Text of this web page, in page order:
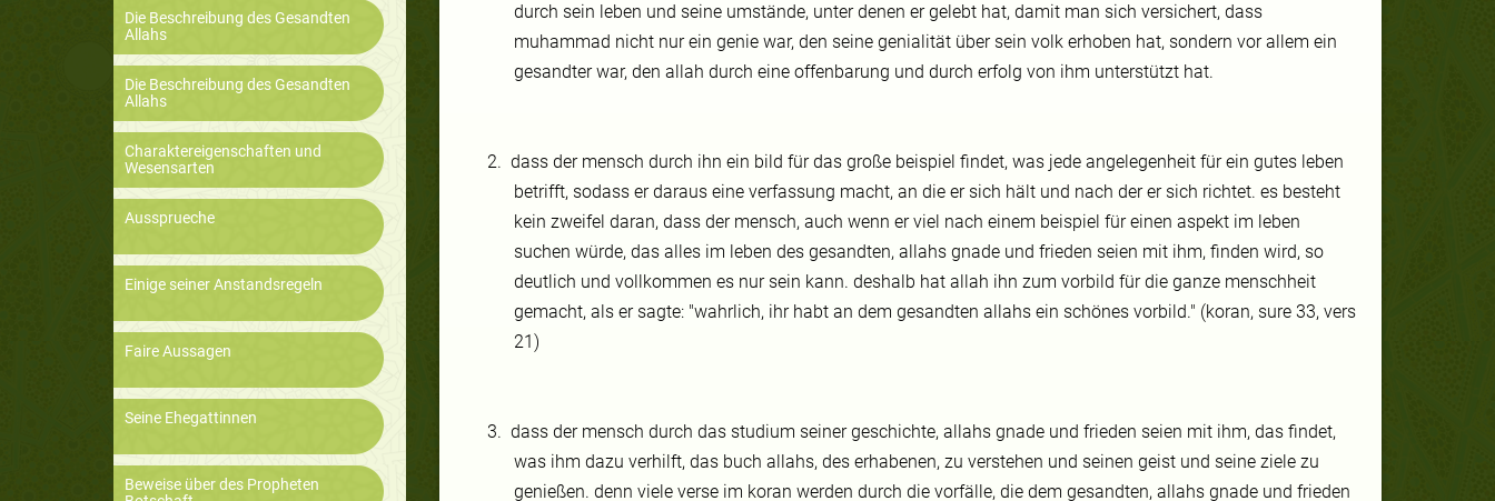
Die Beschreibung des Gesandten
Allahs
Die Beschreibung des Gesandten
Allahs
Charaktereigenschaften und
Wesensarten
Aussprueche
Einige seiner Anstandsregeln
Faire Aussagen
Seine Ehegattinnen
Beweise über des Propheten
durch sein leben und seine umstände, unter denen er gelebt hat, damit man sich versichert, dass
muhammad nicht nur ein genie war, den seine genialität über sein volk erhoben hat, sondern vor allem ein
gesandter war, den allah durch eine offenbarung und durch erfolg von ihm unterstützt hat.
2. dass der mensch durch ihn ein bild für das große beispiel findet, was jede angelegenheit für ein gutes leben
betrifft, sodass er daraus eine verfassung macht, an die er sich hält und nach der er sich richtet. es besteht
kein zweifel daran, dass der mensch, auch wenn er viel nach einem beispiel für einen aspekt im leben
suchen würde, das alles im leben des gesandten, allahs gnade und frieden seien mit ihm, finden wird, so
deutlich und vollkommen es nur sein kann. deshalb hat allah ihn zum vorbild für die ganze menschheit
gemacht, als er sagte: "wahrlich, ihr habt an dem gesandten allahs ein schönes vorbild." (koran, sure 33, vers
21)
3. dass der mensch durch das studium seiner geschichte, allahs gnade und frieden seien mit ihm, das findet,
was ihm dazu verhilft, das buch allahs, des erhabenen, zu verstehen und seinen geist und seine ziele zu
genießen. denn viele verse im koran werden durch die vorfälle, die dem gesandten, allahs gnade und frieden